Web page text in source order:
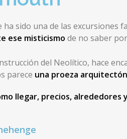
ha sido una de las excursiones
ese misticismo de no saber
del Neolítico, hace
parece una proeza
llegar, precios, alrededores